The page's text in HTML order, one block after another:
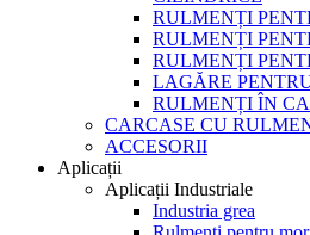
RULMENȚI
RULMENȚI
RULMENȚI
LAGĂRE
RULMENȚI ÎN
CARCASE CU
ACCESORII
Aplicații
Aplicații Industriale
Industria grea